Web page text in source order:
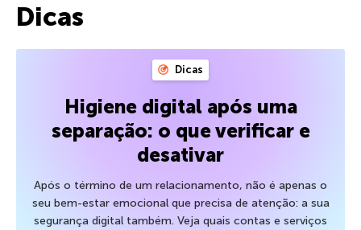
Dicas
Dicas
Higiene digital após uma
separação: o que verificar e
desativar
Após o término de um relacionamento, não é apenas o
seu bem-estar emocional que precisa de atenção: a sua
segurança digital também. Veja quais contas e serviços